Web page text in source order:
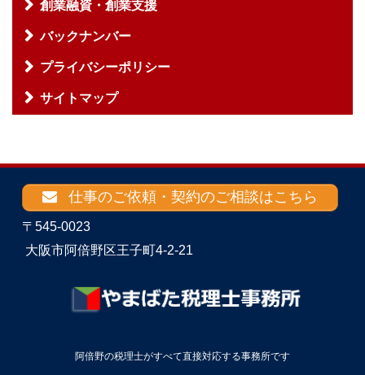
創業融資・創業支援
バックナンバー
プライバシーポリシー
サイトマップ
仕事のご依頼・契約のご相談はこちら
〒545-0023
大阪市阿倍野区王子町4-2-21
阿倍野の税理士がすべて直接対応する事務所です